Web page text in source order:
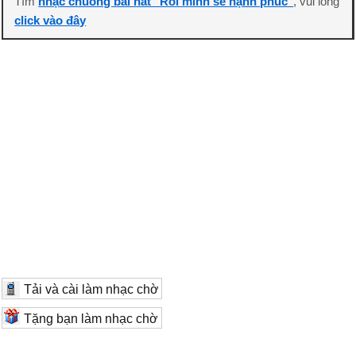
click vào đây
Tải và cài làm nhạc chờ
Tặng bạn làm nhạc chờ